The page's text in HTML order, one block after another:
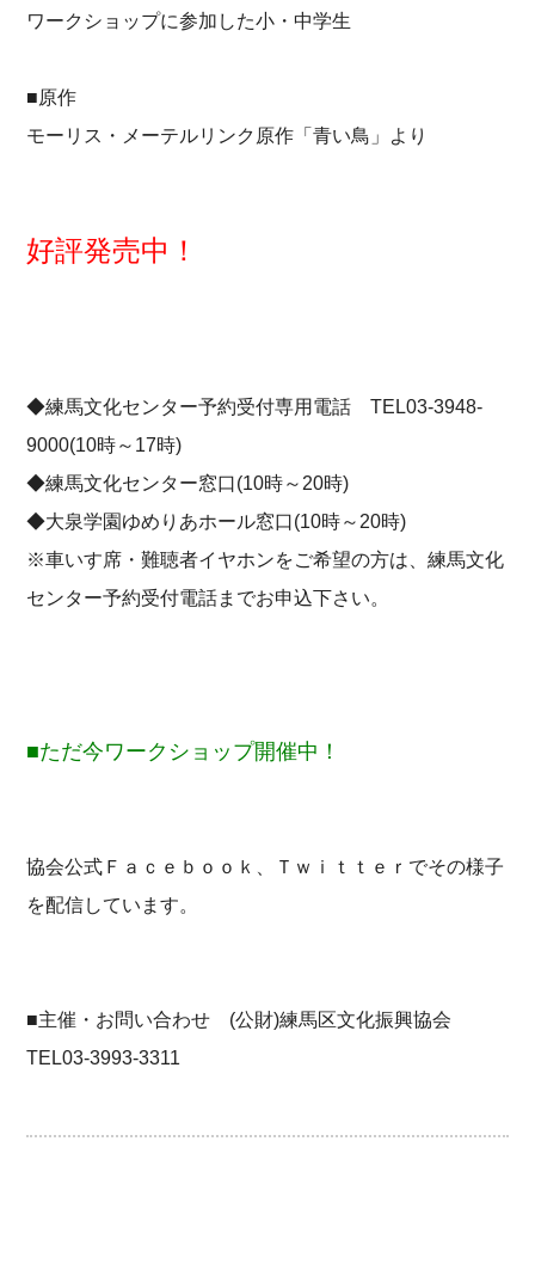
ワークショップに参加した小・中学生
■原作
モーリス・メーテルリンク原作「青い鳥」より
好評発売中！
◆練馬文化センター予約受付専用電話 TEL03-3948-
9000(10時～17時)
◆練馬文化センター窓口(10時～20時)
◆大泉学園ゆめりあホール窓口(10時～20時)
※車いす席・難聴者イヤホンをご希望の方は、練馬文化
センター予約受付電話までお申込下さい。
■ただ今ワークショップ開催中！
協会公式Ｆａｃｅｂｏｏｋ、Ｔｗｉｔｔｅｒでその様子
を配信しています。
■主催・お問い合わせ (公財)練馬区文化振興協会
TEL03-3993-3311